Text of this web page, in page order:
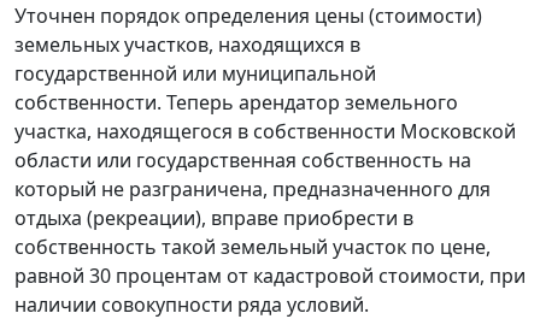
Уточнен порядок определения цены (стоимости)
земельных участков, находящихся в
государственной или муниципальной
собственности. Теперь арендатор земельного
участка, находящегося в собственности Московской
области или государственная собственность на
который не разграничена, предназначенного для
отдыха (рекреации), вправе приобрести в
собственность такой земельный участок по цене,
равной 30 процентам от кадастровой стоимости, при
наличии совокупности ряда условий.